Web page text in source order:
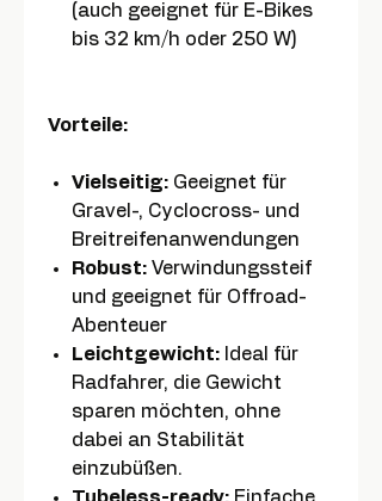
(auch geeignet für E-Bikes
bis 32 km/h oder 250 W)
Vorteile:
Vielseitig: Geeignet für
Gravel-, Cyclocross- und
Breitreifenanwendungen
Robust: Verwindungssteif
und geeignet für Offroad-
Abenteuer
Leichtgewicht: Ideal für
Radfahrer, die Gewicht
sparen möchten, ohne
dabei an Stabilität
einzubüßen.